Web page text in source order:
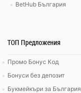
BetHub България
ТОП Предложения
Промо Бонус Код
Бонуси без депозит
Букмейкъри за България